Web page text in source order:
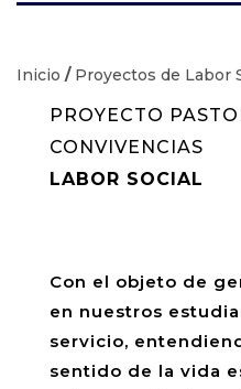
Inicio /Proyectos de Labor
PROYECTO
CONVIVENCIAS
LABOR SOCIAL
Con el objeto de
en nuestros
servicio,
sentido de la vida